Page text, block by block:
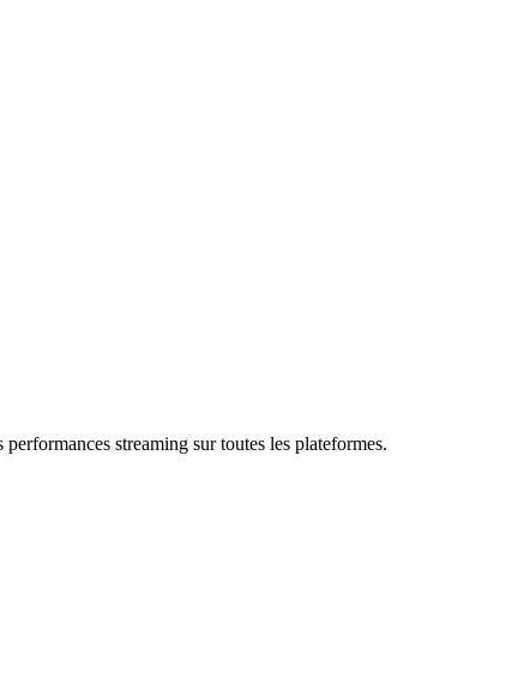
streaming sur toutes les plateformes.